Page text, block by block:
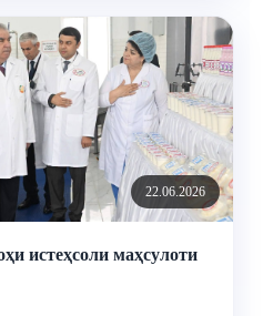
22.06.2026
истеҳсоли маҳсулоти